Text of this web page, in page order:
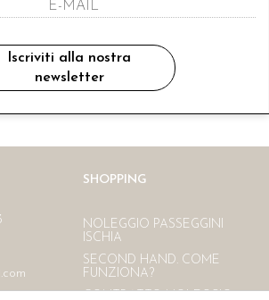
Consegna gratuita in Italia
SHOPPING
NOLEGGIO PASSEGGINI
ISCHIA
SECOND HAND. COME
FUNZIONA?
Iscriviti alla nostra
newsletter